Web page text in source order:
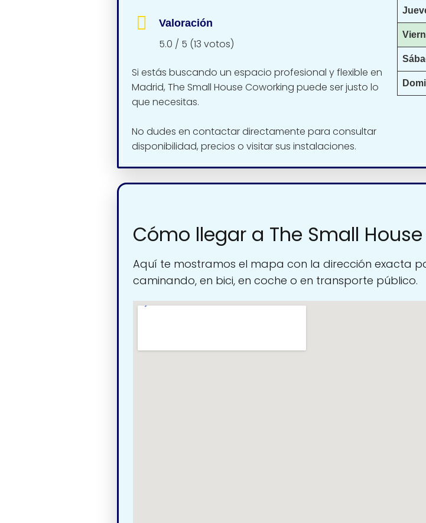
Valoración
5.0 / 5 (13 votos)
Si estás buscando un espacio profesional y flexible en
Madrid, The Small House Coworking puede ser justo lo
que necesitas.
No dudes en contactar directamente para consultar
disponibilidad, precios o visitar sus instalaciones.
Cómo llegar a The Small
Aquí te mostramos el mapa con la dirección exacta
caminando, en bici, en coche o en transporte público.